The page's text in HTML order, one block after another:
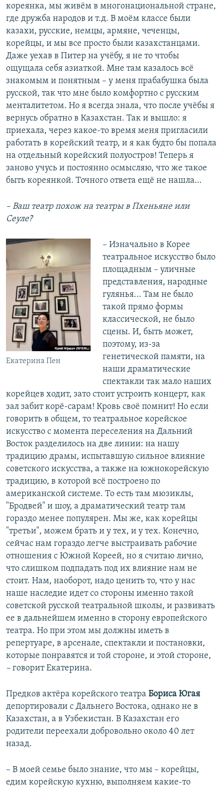
кореянка, мы живём в многонациональной стране,
где дружба народов и т.д. В моём классе были
казахи, русские, немцы, армяне, чеченцы,
корейцы, и мы все просто были казахстанцами.
Даже уехав в Питер на учёбу, я не то чтобы
ощущала себя азиаткой. Мне там казалось всё
знакомым и понятным – у меня прабабушка была
русской, так что мне было комфортно с русским
менталитетом. Но я всегда знала, что после учёбы я
вернусь обратно в Казахстан. Так и вышло: я
приехала, через какое-то время меня пригласили
работать в корейский театр, и я как будто бы попала
на отдельный корейский полуостров! Теперь я
заново учусь и постоянно осмысляю, что же такое
быть кореянкой. Точного ответа ещё не нашла…
– Ваш театр похож на театры в Пхеньяне или
Сеуле?
Екатерина Пен
– Изначально в Корее
театральное искусство было
площадным – уличные
представления, народные
гулянья... Там не было
такой прямо формы
классической, не было
сцены. И, быть может,
поэтому, из-за
генетической памяти, на
наши драматические
спектакли так мало наших
корейцев ходит, зато стоит устроить концерт, как
зал забит корё-сарам! Кровь своё помнит! Но если
говорить в общем, то театральное корейское
искусство с момента переселения на Дальний
Восток разделилось на две линии: на нашу
традицию драмы, испытавшую сильное влияние
советского искусства, а также на южнокорейскую
традицию, в которой всё построено по
американской системе. То есть там мюзиклы,
"Бродвей" и шоу, а драматический театр там
гораздо менее популярен. Мы же, как корейцы
"третьи", можем брать и у тех, и у тех. Конечно,
сейчас нам гораздо легче выстраивать рабочие
отношения с Южной Кореей, но я считаю лично,
что слишком подпадать под их влияние нам не
стоит. Нам, наоборот, надо ценить то, что у нас
наше наследие идет со стороны именно такой
советской русской театральной школы, и развивать
ее в дальнейшем именно в сторону европейского
театра. Но при этом мы должны иметь в
репертуаре, в арсенале, спектакли и постановки,
которые понравятся и той стороне, и этой стороне,
– говорит Екатерина.
Предков актёра корейского театра Бориса Югая
депортировали с Дальнего Востока, однако не в
Казахстан, а в Узбекистан. В Казахстан его
родители переехали добровольно около 40 лет
назад.
– В моей семье было знание, что мы – корейцы,
едим корейскую кухню, выполняем какие-то